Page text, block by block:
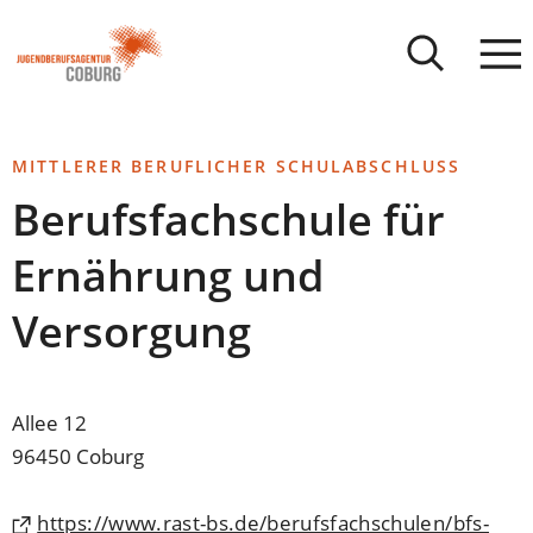
INHALT ANSPRINGEN
Coburg
MITTLERER BERUFLICHER SCHULABSCHLUSS
Berufsfachschule für
Ernährung und
Versorgung
Allee 12
96450 Coburg
https://www.rast-bs.de/berufsfachschulen/bfs-